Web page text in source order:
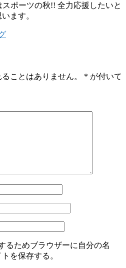
ポーツの秋!! 全力応援したいと
います。
ことはありません。 * が付いて
るためブラウザーに自分の名
を保存する。